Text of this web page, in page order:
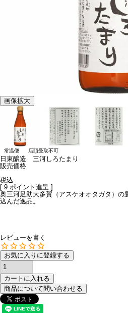
画像拡大
常温便 店頭受取不可
日東醸造 三河しろたまり
販売価格
税込
[ 9 ポイント進呈 ]
奥三河足助大多賀（アスケオオタガタ）の
込んだ逸品。
レビューを書く
お気に入りに登録する
カートに入れる
商品について問い合わせる